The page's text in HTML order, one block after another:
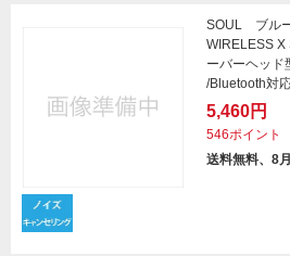
SOUL ブル
WIRELESS X
ーバーヘッド
/Bluetooth対
5,460円
546ポイント
送料無料、8